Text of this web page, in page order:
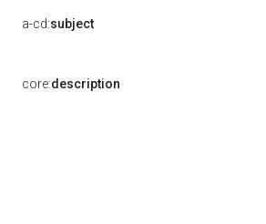
a-cd:subject
core:description